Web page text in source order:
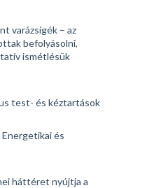
varázsigék – az
befolyásolni,
ismétlésük
test- és kéztartások
Energetikai és
háttéret nyújtja a